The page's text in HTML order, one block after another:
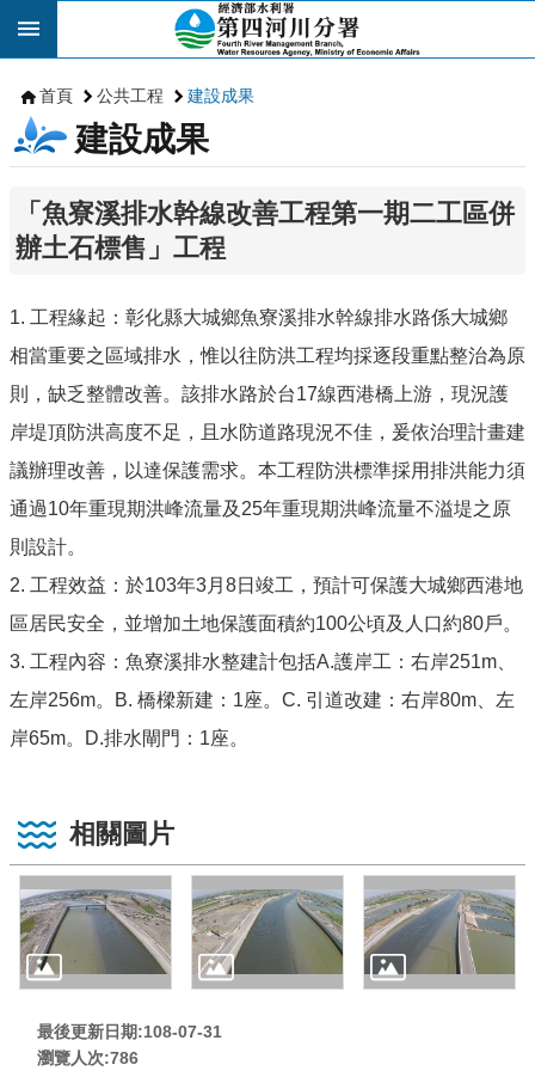
跳到主要內容區塊
首頁 公共工程 建設成果
建設成果
「魚寮溪排水幹線改善工程第一期二工區併
辦土石標售」工程
1. 工程緣起：彰化縣大城鄉魚寮溪排水幹線排水路係大城鄉
相當重要之區域排水，惟以往防洪工程均採逐段重點整治為原
則，缺乏整體改善。該排水路於台17線西港橋上游，現況護
岸堤頂防洪高度不足，且水防道路現況不佳，爰依治理計畫建
議辦理改善，以達保護需求。本工程防洪標準採用排洪能力須
通過10年重現期洪峰流量及25年重現期洪峰流量不溢堤之原
則設計。
2. 工程效益：於103年3月8日竣工，預計可保護大城鄉西港地
區居民安全，並增加土地保護面積約100公頃及人口約80戶。
3. 工程內容：魚寮溪排水整建計包括A.護岸工：右岸251m、
左岸256m。B. 橋樑新建：1座。C. 引道改建：右岸80m、左
岸65m。D.排水閘門：1座。
相關圖片
最後更新日期:108-07-31
瀏覽人次:786